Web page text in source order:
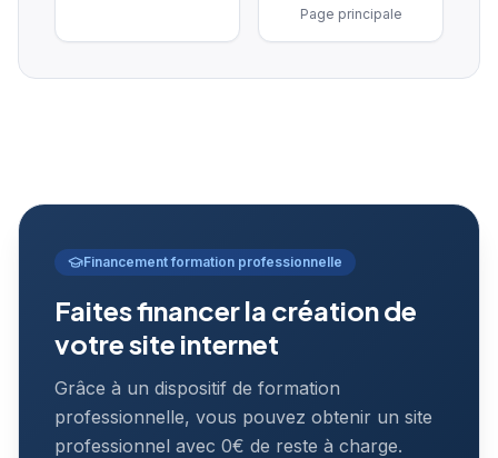
Page principale
Financement formation professionnelle
Faites financer la création de
votre site internet
Grâce à un dispositif de formation
professionnelle, vous pouvez obtenir un site
professionnel avec 0€ de reste à charge.